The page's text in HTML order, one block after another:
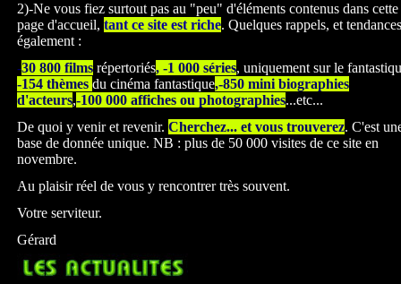
2)-Ne vous fiez surtout pas au "peu" d'éléments contenus dans cette
page d'accueil, tant ce site est riche. Quelques rappels, et tendances
également :
-30 800 films répertoriés, -1 000 séries, uniquement sur le
-154 thèmes du cinéma fantastique,-850 mini biographies
d'acteurs,-100 000 affiches ou photographies...etc...
De quoi y venir et revenir. Cherchez... et vous trouverez. C'est
base de donnée unique. NB : plus de 50 000 visites de ce site en
novembre.
Au plaisir réel de vous y rencontrer très souvent.
Votre serviteur.
Gérard